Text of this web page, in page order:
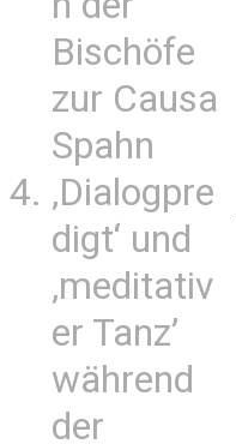
Bischöfe
zur Causa
Spahn
‚Dialogpre
digt‘ und
‚meditativ
er Tanz’
während
der